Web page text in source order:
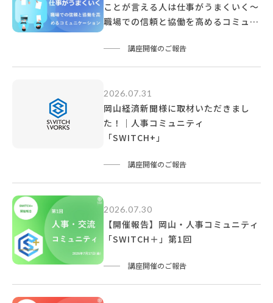
ことが言える人は仕事がうまくいく〜
職場での信頼と協働を高めるコミュニ
講座開催のご報告
2026.07.31
岡山経済新聞様に取材いただきまし
た！｜人事コミュニティ
「SWITCH+」
講座開催のご報告
2026.07.30
【開催報告】岡山・人事コミュニティ
「SWITCH＋」第1回
講座開催のご報告